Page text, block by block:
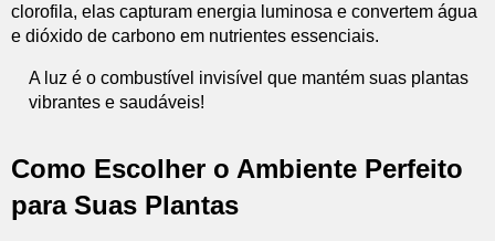
clorofila, elas capturam energia luminosa e convertem água
e dióxido de carbono em nutrientes essenciais.
A luz é o combustível invisível que mantém suas plantas
vibrantes e saudáveis!
Como Escolher o Ambiente Perfeito
para Suas Plantas